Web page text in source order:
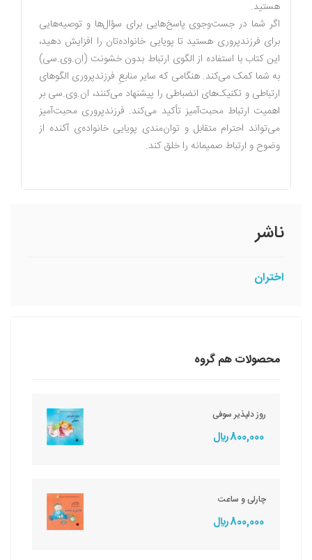
هستید.
اگر شما در جست‌‌وجوی پاسخ‌هایی برای سؤال‌‌‌ها و توصیه‌‌‌هایی
برای فرزندپروری هستید تا پویایی خانواده‌‌تان را افزایش دهید،
این کتاب با استفاده از الگوی ارتباط بدون خشونت (ان.وی.سی)
به شما کمک می‌‌کند. هنگامی که سایر منابعِ فرزندپروری الگوهای
ارتباطی و تکنیک‌‌های انضباطی را پیشنهاد می‌کنند، ان.وی.سی بر
اهمیت ارتباط محبت‌‌آمیز تأکید می‌کند. فرزندپروری محبت‌‌آمیز
می‌‌تواند احترام متقابل و توان‌مندی پویایی خانواده‌‌ی آکنده از
وضوح و ارتباط صمیمانه را خلق کند.
ناشر
اختران
محصولات هم گروه
روز دلپذیر سوفی
800,000 ريال
چارلی و ساعت
800,000 ريال